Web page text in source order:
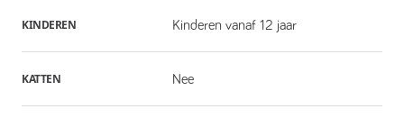
KINDEREN Kinderen vanaf 12 jaar
KATTEN Nee